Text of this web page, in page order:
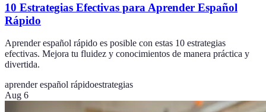
10 Estrategias Efectivas para Aprender Español
Rápido
Aprender español rápido es posible con estas 10 estrategias
efectivas. Mejora tu fluidez y conocimientos de manera práctica y
divertida.
aprender español rápidoestrategias
Aug 6